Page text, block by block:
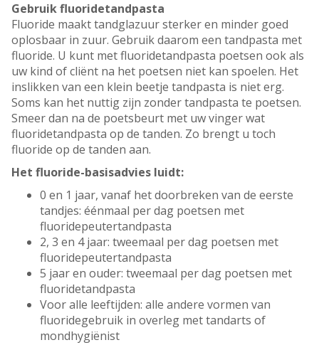
Gebruik fluoridetandpasta
Fluoride maakt tandglazuur sterker en minder goed
oplosbaar in zuur. Gebruik daarom een tandpasta met
fluoride. U kunt met fluoridetandpasta poetsen ook als
uw kind of cliënt na het poetsen niet kan spoelen. Het
inslikken van een klein beetje tandpasta is niet erg.
Soms kan het nuttig zijn zonder tandpasta te poetsen.
Smeer dan na de poetsbeurt met uw vinger wat
fluoridetandpasta op de tanden. Zo brengt u toch
fluoride op de tanden aan.
Het fluoride-basisadvies luidt:
0 en 1 jaar, vanaf het doorbreken van de eerste
tandjes: éénmaal per dag poetsen met
fluoridepeutertandpasta
2, 3 en 4 jaar: tweemaal per dag poetsen met
fluoridepeutertandpasta
5 jaar en ouder: tweemaal per dag poetsen met
fluoridetandpasta
Voor alle leeftijden: alle andere vormen van
fluoridegebruik in overleg met tandarts of
mondhygiënist